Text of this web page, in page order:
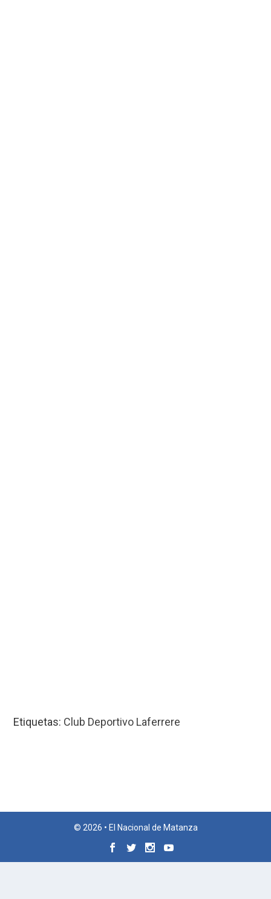
Etiquetas: Club Deportivo Laferrere
© 2026 • El Nacional de Matanza